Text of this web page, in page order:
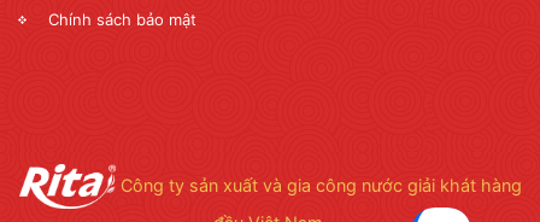
Chính sách bảo mật
Công ty sản xuất và gia công nước giải khát hàng